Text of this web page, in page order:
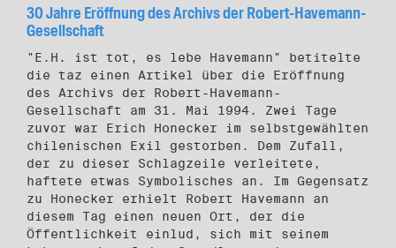
30 Jahre Eröffnung des Archivs der Robert-Havemann-
Gesellschaft
"E.H. ist tot, es lebe Havemann" betitelte
die taz einen Artikel über die Eröffnung
des Archivs der Robert-Havemann-
Gesellschaft am 31. Mai 1994. Zwei Tage
zuvor war Erich Honecker im selbstgewählten
chilenischen Exil gestorben. Dem Zufall,
der zu dieser Schlagzeile verleitete,
haftete etwas Symbolisches an. Im Gegensatz
zu Honecker erhielt Robert Havemann an
diesem Tag einen neuen Ort, der die
Öffentlichkeit einlud, sich mit seinem